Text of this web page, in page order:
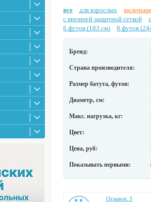
все для взрослых
с внешней защитной сеткой
6 футов (183 см)
8 футов
Бренд:
Страна производителя:
Размер батута, футов:
Диаметр, см:
Макс. нагрузка, кг:
Цвет:
Цена, руб:
Показывать первыми:
Отзывов: 3